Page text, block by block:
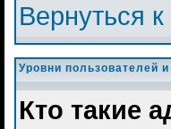
Вернуться
Уровни пользователей
Кто такие